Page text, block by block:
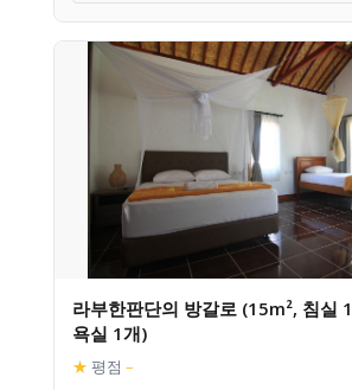
라부한판단의 방갈로 (15m², 침실
욕실 1개)
★ 평점 –